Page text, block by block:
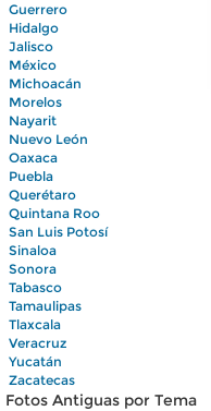
Guerrero
Hidalgo
Jalisco
México
Michoacán
Morelos
Nayarit
Nuevo León
Oaxaca
Puebla
Querétaro
Quintana Roo
San Luis Potosí
Sinaloa
Sonora
Tabasco
Tamaulipas
Tlaxcala
Veracruz
Yucatán
Zacatecas
Fotos Antiguas por Tema